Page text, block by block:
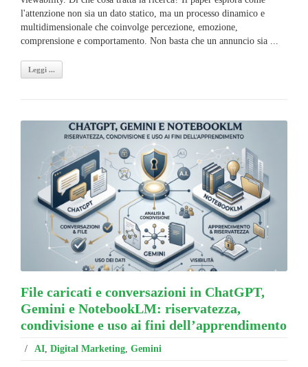
l'attenzione non sia un dato statico, ma un processo dinamico e
multidimensionale che coinvolge percezione, emozione,
comprensione e comportamento. Non basta che un annuncio sia ...
Leggi ...
File caricati e conversazioni in ChatGPT,
Gemini e NotebookLM: riservatezza,
condivisione e uso ai fini dell’apprendimento
/ AI Digital Marketing Gemini